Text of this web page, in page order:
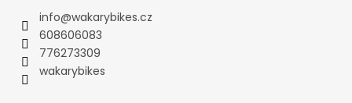
info@wakarybikes.cz
608606083
776273309
wakarybikes